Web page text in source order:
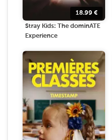
18.99 €
Stray Kids: The dominATE
Experience